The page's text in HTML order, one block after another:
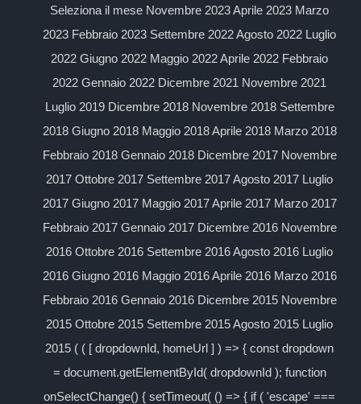
Seleziona il mese Novembre 2023 Aprile 2023 Marzo
2023 Febbraio 2023 Settembre 2022 Agosto 2022 Luglio
2022 Giugno 2022 Maggio 2022 Aprile 2022 Febbraio
2022 Gennaio 2022 Dicembre 2021 Novembre 2021
Luglio 2019 Dicembre 2018 Novembre 2018 Settembre
2018 Giugno 2018 Maggio 2018 Aprile 2018 Marzo 2018
Febbraio 2018 Gennaio 2018 Dicembre 2017 Novembre
2017 Ottobre 2017 Settembre 2017 Agosto 2017 Luglio
2017 Giugno 2017 Maggio 2017 Aprile 2017 Marzo 2017
Febbraio 2017 Gennaio 2017 Dicembre 2016 Novembre
2016 Ottobre 2016 Settembre 2016 Agosto 2016 Luglio
2016 Giugno 2016 Maggio 2016 Aprile 2016 Marzo 2016
Febbraio 2016 Gennaio 2016 Dicembre 2015 Novembre
2015 Ottobre 2015 Settembre 2015 Agosto 2015 Luglio
2015 ( ( [ dropdownId, homeUrl ] ) => { const dropdown
= document.getElementById( dropdownId ); function
onSelectChange() { setTimeout( () => { if ( 'escape' ===